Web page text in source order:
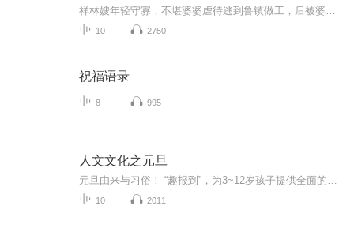
10 2750
祝福语录
8 995
人文文化之元旦
10 2011